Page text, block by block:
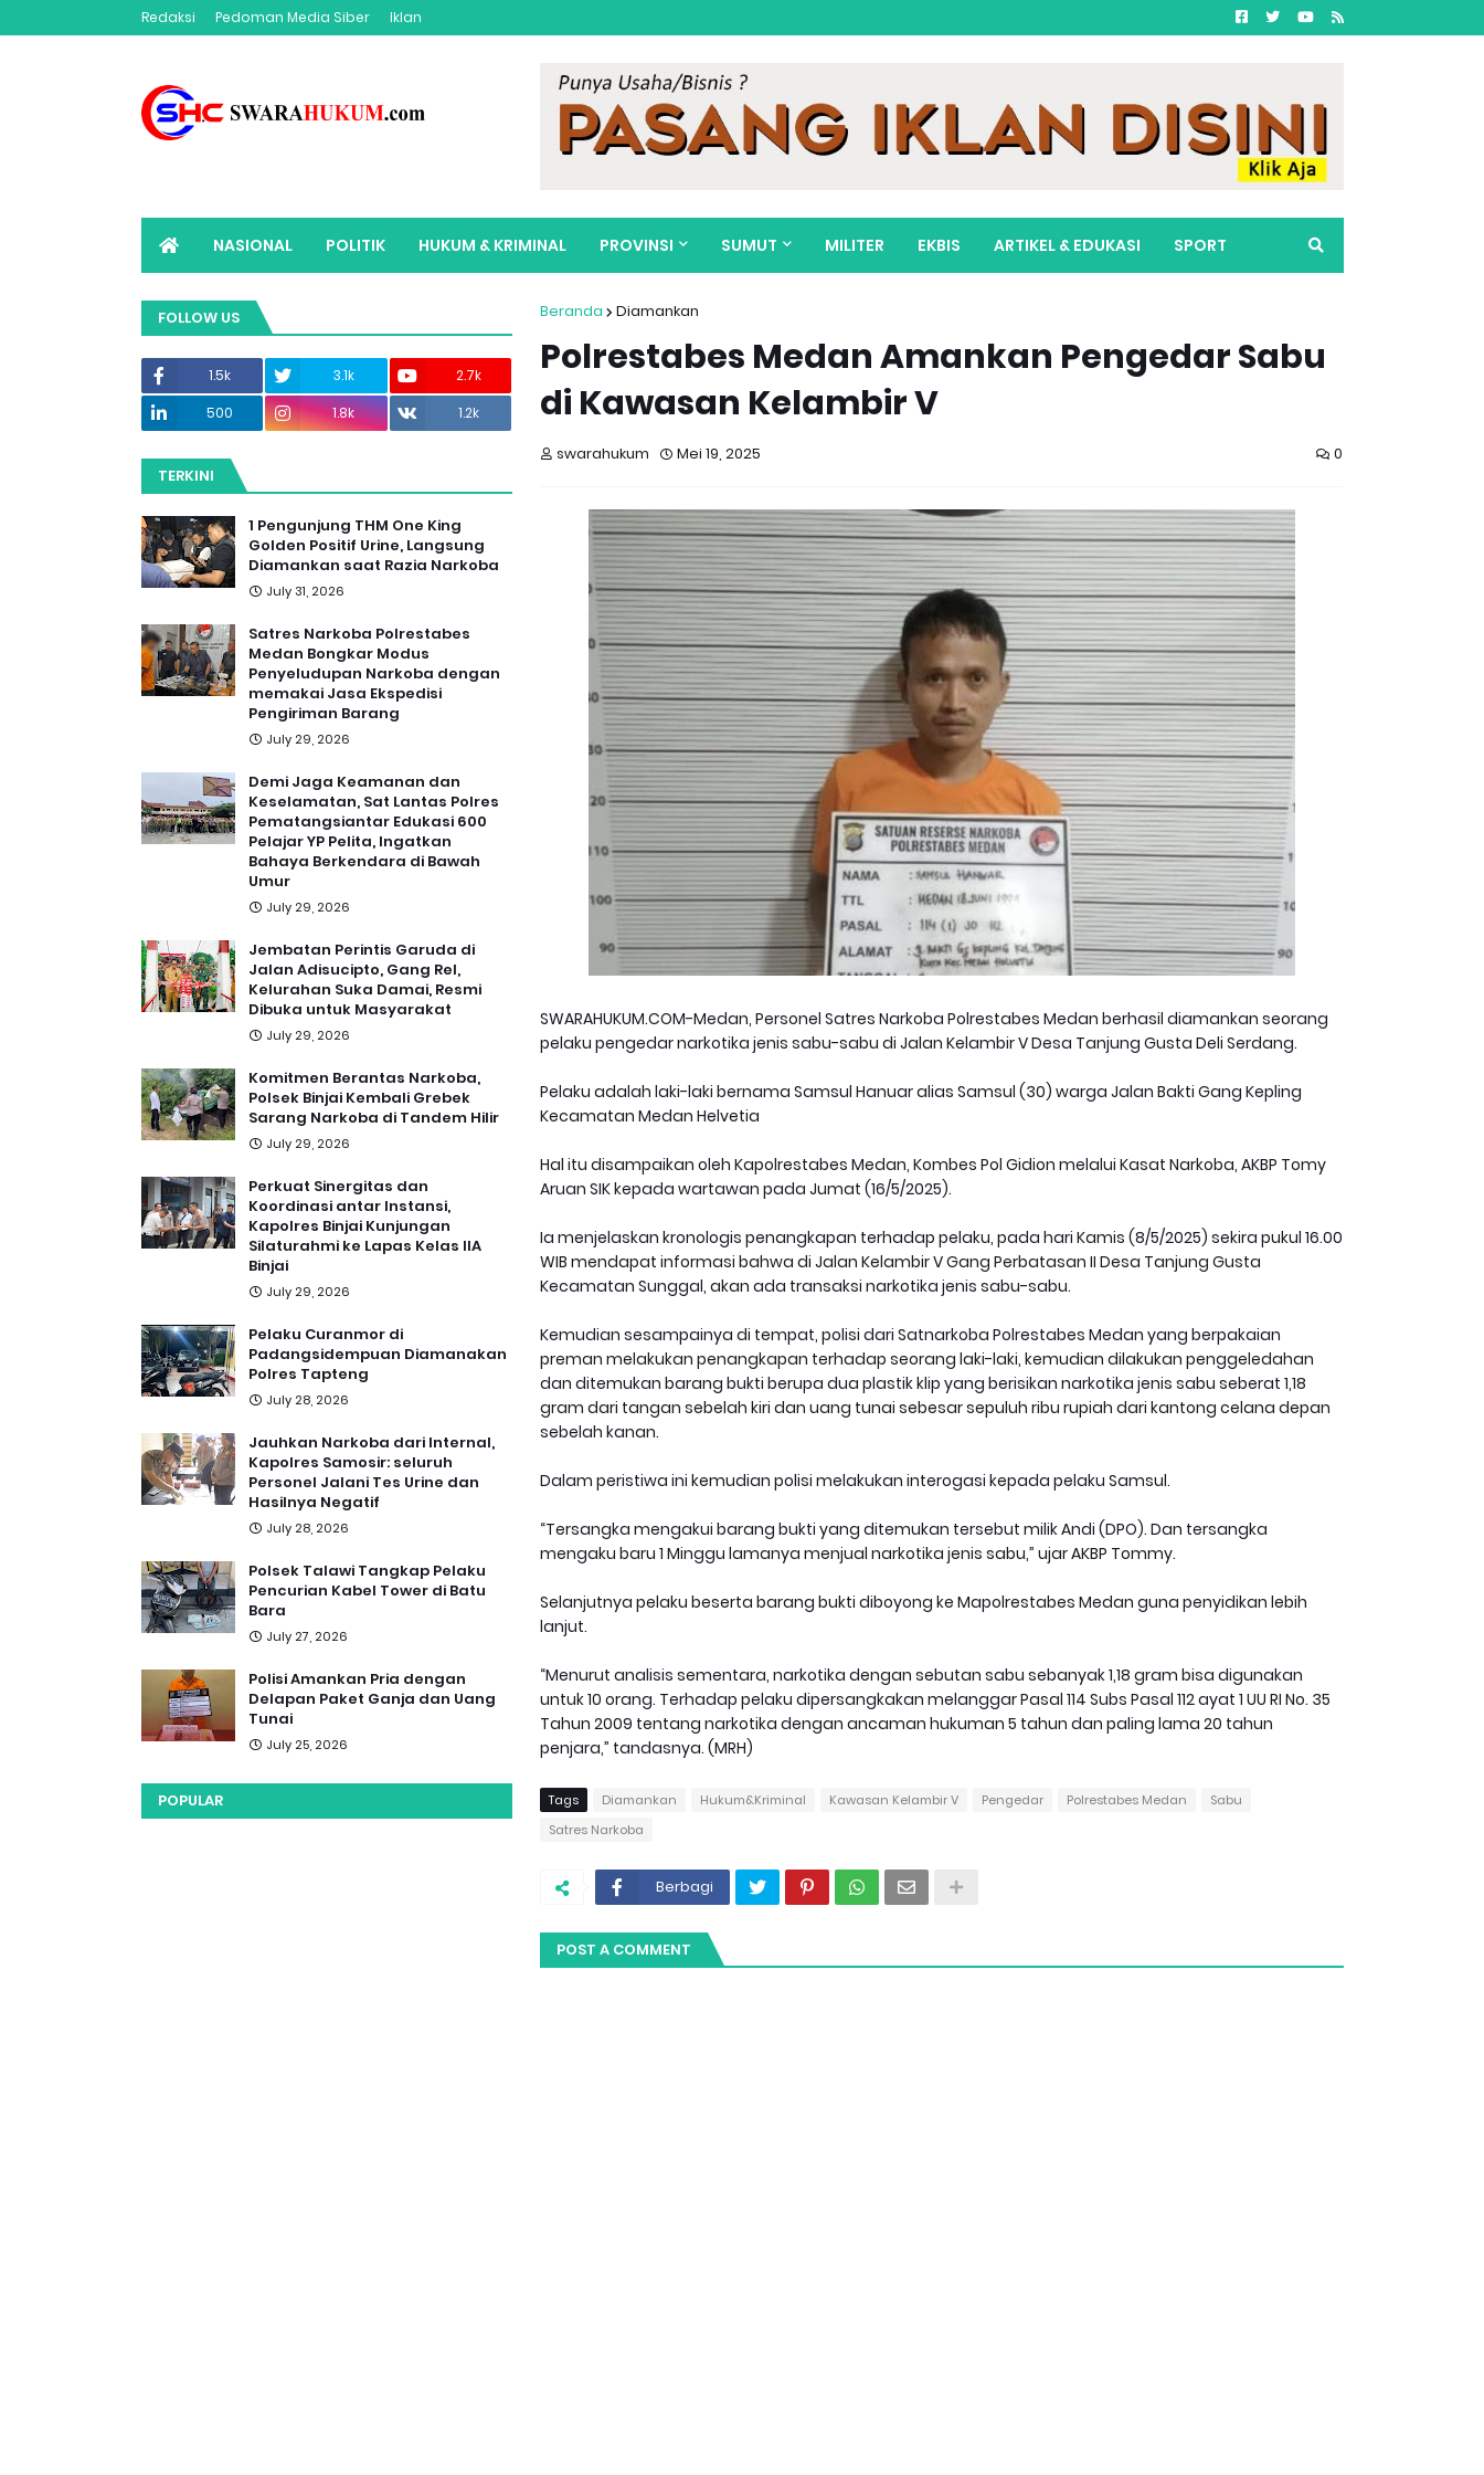
Redaksi Pedoman Media Siber Iklan
NASIONAL POLITIK HUKUM & KRIMINAL PROVINSI SUMUT MILITER EKBIS ARTIKEL & EDUKASI SPORT
ADVERTORIAL Beranda Diamankan
Polrestabes Medan Amankan Pengedar Sabu
di Kawasan Kelambir V
swarahukum Mei 19, 2025 0
SWARAHUKUM.COM-Medan, Personel Satres Narkoba Polrestabes Medan berhasil diamankan seorang
pelaku pengedar narkotika jenis sabu-sabu di Jalan Kelambir V Desa Tanjung Gusta Deli Serdang.
Pelaku adalah laki-laki bernama Samsul Hanuar alias Samsul (30) warga Jalan Bakti Gang Kepling
Kecamatan Medan Helvetia
Hal itu disampaikan oleh Kapolrestabes Medan, Kombes Pol Gidion melalui Kasat Narkoba, AKBP Tomy
Aruan SIK kepada wartawan pada Jumat (16/5/2025).
Ia menjelaskan kronologis penangkapan terhadap pelaku, pada hari Kamis (8/5/2025) sekira pukul 16.00
WIB mendapat informasi bahwa di Jalan Kelambir V Gang Perbatasan II Desa Tanjung Gusta
Kecamatan Sunggal, akan ada transaksi narkotika jenis sabu-sabu.
Kemudian sesampainya di tempat, polisi dari Satnarkoba Polrestabes Medan yang berpakaian
preman melakukan penangkapan terhadap seorang laki-laki, kemudian dilakukan penggeledahan
dan ditemukan barang bukti berupa dua plastik klip yang berisikan narkotika jenis sabu seberat 1,18
gram dari tangan sebelah kiri dan uang tunai sebesar sepuluh ribu rupiah dari kantong celana depan
sebelah kanan.
Dalam peristiwa ini kemudian polisi melakukan interogasi kepada pelaku Samsul.
“Tersangka mengakui barang bukti yang ditemukan tersebut milik Andi (DPO). Dan tersangka
mengaku baru 1 Minggu lamanya menjual narkotika jenis sabu,” ujar AKBP Tommy.
Selanjutnya pelaku beserta barang bukti diboyong ke Mapolrestabes Medan guna penyidikan lebih
lanjut.
“Menurut analisis sementara, narkotika dengan sebutan sabu sebanyak 1,18 gram bisa digunakan
untuk 10 orang. Terhadap pelaku dipersangkakan melanggar Pasal 114 Subs Pasal 112 ayat 1 UU RI No. 35
Tahun 2009 tentang narkotika dengan ancaman hukuman 5 tahun dan paling lama 20 tahun
penjara,” tandasnya. (MRH)
Tags Diamankan Hukum&Kriminal Kawasan Kelambir V Pengedar Polrestabes Medan
Sabu
Satres Narkoba
Berbagi
POST A COMMENT
FOLLOW US
1.5k 3.1k
2.7k
500
1.8k 1.2k
TERKINI
1 Pengunjung THM One King
Golden Positif Urine, Langsung
Diamankan saat Razia Narkoba
July 31, 2026
Satres Narkoba Polrestabes
Medan Bongkar Modus
Penyeludupan Narkoba dengan
memakai Jasa Ekspedisi
Pengiriman Barang
July 29, 2026
Demi Jaga Keamanan dan
Keselamatan, Sat Lantas Polres
Pematangsiantar Edukasi 600
Pelajar YP Pelita, Ingatkan
Bahaya Berkendara di Bawah
Umur
July 29, 2026
Jembatan Perintis Garuda di
Jalan Adisucipto, Gang Rel,
Kelurahan Suka Damai, Resmi
Dibuka untuk Masyarakat
July 29, 2026
Komitmen Berantas Narkoba,
Polsek Binjai Kembali Grebek
Sarang Narkoba di Tandem Hilir
July 29, 2026
Perkuat Sinergitas dan
Koordinasi antar Instansi,
Kapolres Binjai Kunjungan
Silaturahmi ke Lapas Kelas IIA
Binjai
July 29, 2026
Pelaku Curanmor di
Padangsidempuan Diamanakan
Polres Tapteng
July 28, 2026
Jauhkan Narkoba dari Internal,
Kapolres Samosir: seluruh
Personel Jalani Tes Urine dan
Hasilnya Negatif
July 28, 2026
Polsek Talawi Tangkap Pelaku
Pencurian Kabel Tower di Batu
Bara
July 27, 2026
Polisi Amankan Pria dengan
Delapan Paket Ganja dan Uang
Tunai
July 25, 2026
POPULAR